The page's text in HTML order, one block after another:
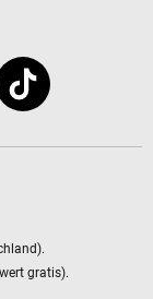
gratis).